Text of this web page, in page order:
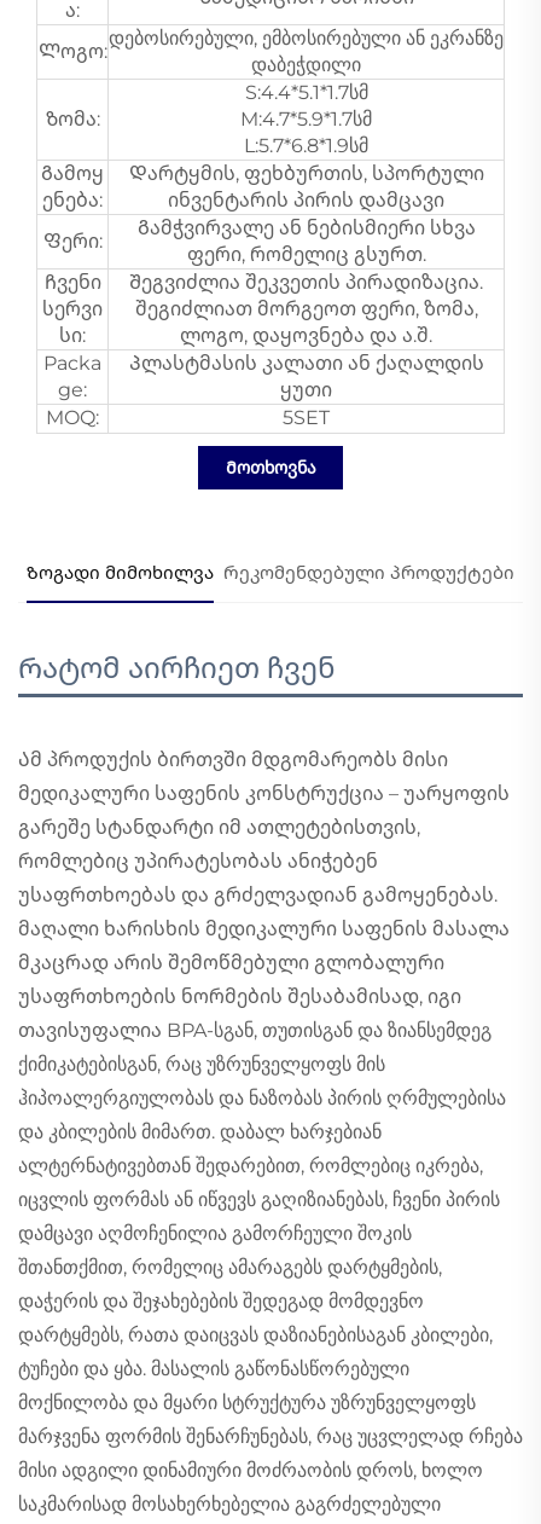
ა:
Ლოგო:
დებოსირებული, ემბოსირებული ან ეკრანზე
დაბეჭდილი
Ზომა:
S:4.4*5.1*1.7სმ
M:4.7*5.9*1.7სმ
L:5.7*6.8*1.9სმ
Გამოყ
ენება:
Დარტყმის, ფეხბურთის, სპორტული
ინვენტარის პირის დამცავი
Ფერი:
Გამჭვირვალე ან ნებისმიერი სხვა
ფერი, რომელიც გსურთ.
Ჩვენი
სერვი
სი:
Შეგვიძლია შეკვეთის პირადიზაცია.
შეგიძლიათ მორგეოთ ფერი, ზომა,
ლოგო, დაყოვნება და ა.შ.
Packa
ge:
Პლასტმასის კალათი ან ქაღალდის
ყუთი
MOQ:
5SET
Მოთხოვნა
Ზოგადი მიმოხილვა Რეკომენდებული პროდუქტები
Რატომ აირჩიეთ ჩვენ
Ამ პროდუქის ბირთვში მდგომარეობს მისი
მედიკალური საფენის კონსტრუქცია – უარყოფის
გარეშე სტანდარტი იმ ათლეტებისთვის,
რომლებიც უპირატესობას ანიჭებენ
უსაფრთხოებას და გრძელვადიან გამოყენებას.
მაღალი ხარისხის მედიკალური საფენის მასალა
მკაცრად არის შემოწმებული გლობალური
უსაფრთხოების ნორმების შესაბამისად, იგი
თავისუფალია BPA-სგან, თუთისგან და ზიანსემდეგ
ქიმიკატებისგან, რაც უზრუნველყოფს მის
ჰიპოალერგიულობას და ნაზობას პირის ღრმულებისა
და კბილების მიმართ. დაბალ ხარჯებიან
ალტერნატივებთან შედარებით, რომლებიც იკრება,
იცვლის ფორმას ან იწვევს გაღიზიანებას, ჩვენი პირის
დამცავი აღმოჩენილია გამორჩეული შოკის
შთანთქმით, რომელიც ამარაგებს დარტყმების,
დაჭერის და შეჯახებების შედეგად მომდევნო
დარტყმებს, რათა დაიცვას დაზიანებისაგან კბილები,
ტუჩები და ყბა. მასალის გაწონასწორებული
მოქნილობა და მყარი სტრუქტურა უზრუნველყოფს
მარჯვენა ფორმის შენარჩუნებას, რაც უცვლელად რჩება
მისი ადგილი დინამიური მოძრაობის დროს, ხოლო
საკმარისად მოსახერხებელია გაგრძელებული